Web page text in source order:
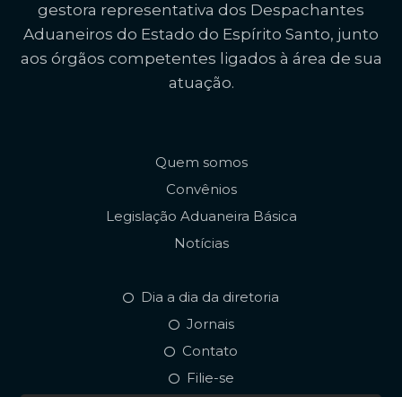
gestora representativa dos Despachantes
Aduaneiros do Estado do Espírito Santo, junto
aos órgãos competentes ligados à área de sua
atuação.
Quem somos
Convênios
Legislação Aduaneira Básica
Notícias
Dia a dia da diretoria
Jornais
Contato
Filie-se